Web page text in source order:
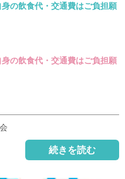
の飲食代・交通費はご負担願
の飲食代・交通費はご負担願
続きを読む